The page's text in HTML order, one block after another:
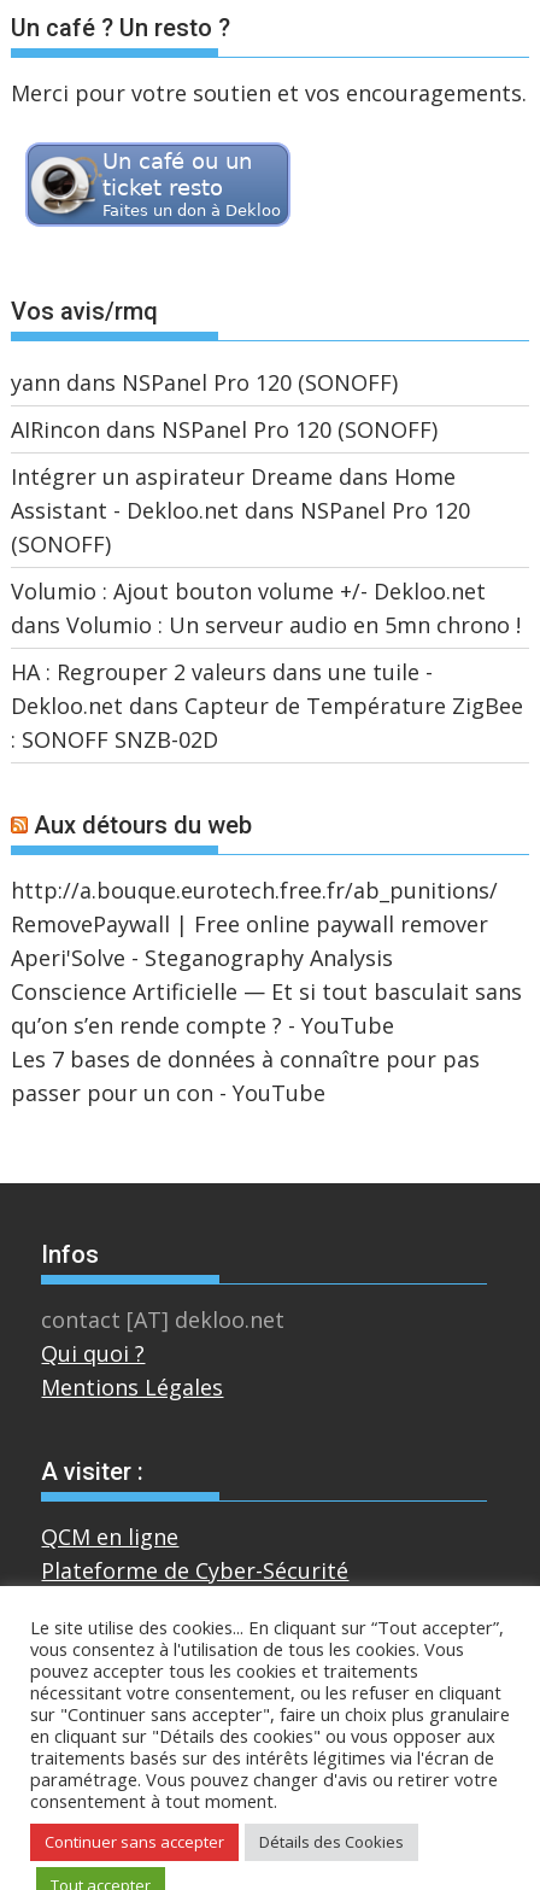
Un café ? Un resto ?
Merci pour votre soutien et vos encouragements.
Vos avis/rmq
yann dans NSPanel Pro 120 (SONOFF)
AIRincon dans NSPanel Pro 120 (SONOFF)
Intégrer un aspirateur Dreame dans Home
Assistant - Dekloo.net dans NSPanel Pro 120
(SONOFF)
Volumio : Ajout bouton volume +/- Dekloo.net
dansVolumio : Un serveur audio en 5mn chrono !
HA : Regrouper 2 valeurs dans une tuile -
Dekloo.net dans Capteur de Température ZigBee
: SONOFF SNZB-02D
Aux détours du web
http://a.bouque.eurotech.free.fr/ab_punitions/
RemovePaywall | Free online paywall remover
Aperi'Solve - Steganography Analysis
Conscience Artificielle — Et si tout basculait sans
qu’on s’en rende compte ? - YouTube
Les 7 bases de données à connaître pour pas
passer pour un con - YouTube
Infos
contact [AT] dekloo.net
Qui quoi ?
Mentions Légales
A visiter :
QCM en ligne
Plateforme de Cyber-Sécurité
Divers
Sur mastodon
Copyright © All rights reserved
Proudly powered by WordPress |Theme:
Le site utilise des cookies... En cliquant sur “Tout accepter”,
vous consentez à l'utilisation de tous les cookies. Vous
pouvez accepter tous les cookies et traitements
nécessitant votre consentement, ou les refuser en cliquant
sur "Continuer sans accepter", faire un choix plus granulaire
en cliquant sur "Détails des cookies" ou vous opposer aux
traitements basés sur des intérêts légitimes via l'écran de
paramétrage. Vous pouvez changer d'avis ou retirer votre
consentement à tout moment.
Continuer sans accepter
Détails des Cookies
Tout accepter